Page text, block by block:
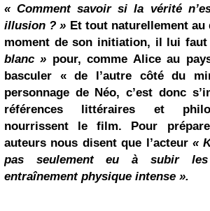
« Comment savoir si la vérité
illusion ? » Et tout naturellement
moment de son initiation, il lui faut
blanc » pour, comme Alice au
basculer « de l’autre côté du
personnage de Néo, c’est donc
références littéraires et
nourrissent le film. Pour
auteurs nous disent que l’acteur «
pas seulement eu à subir les
entraînement physique intense ».